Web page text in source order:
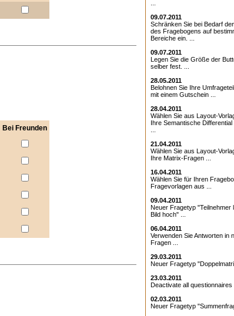
Bei Freunden
09.07.2011
Schränken Sie bei Bedarf
des Fragebogens auf
Bereiche ein. ...
09.07.2011
Legen Sie die Größe der
selber fest. ...
28.05.2011
Belohnen Sie Ihre
mit einem Gutschein ...
28.04.2011
Wählen Sie aus Layout-
Ihre Semantische
21.04.2011
Wählen Sie aus Layout-
Ihre Matrix-Fragen ...
16.04.2011
Wählen Sie für Ihren
Fragevorlagen aus ...
09.04.2011
Neuer Fragetyp "Teilnehmer
Bild hoch" ...
06.04.2011
Verwenden Sie Antworten in
Fragen ...
29.03.2011
Neuer Fragetyp
23.03.2011
Deactivate all questionnaires
02.03.2011
Neuer Fragetyp